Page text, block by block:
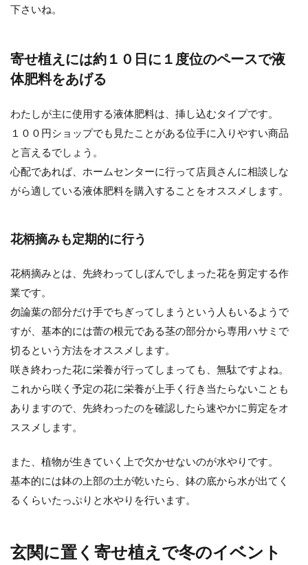
下さいね。
寄せ植えには約１０日に１度位のペースで液
体肥料をあげる
わたしが主に使用する液体肥料は、挿し込むタイプです。
１００円ショップでも見たことがある位手に入りやすい商品
と言えるでしょう。
心配であれば、ホームセンターに行って店員さんに相談しな
がら適している液体肥料を購入することをオススメします。
花柄摘みも定期的に行う
花柄摘みとは、先終わってしぼんでしまった花を剪定する作
業です。
勿論葉の部分だけ手でちぎってしまうという人もいるようで
すが、基本的には蕾の根元である茎の部分から専用ハサミで
切るという方法をオススメします。
咲き終わった花に栄養が行ってしまっても、無駄ですよね。
これから咲く予定の花に栄養が上手く行き当たらないことも
ありますので、先終わったのを確認したら速やかに剪定をオ
ススメします。
また、植物が生きていく上で欠かせないのが水やりです。
基本的には鉢の上部の土が乾いたら、鉢の底から水が出てく
るくらいたっぷりと水やりを行います。
玄関に置く寄せ植えで冬のイベント